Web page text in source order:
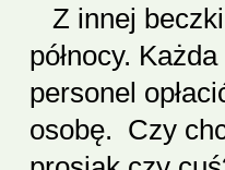
Z innej
północy.
personel
osobę. Czy